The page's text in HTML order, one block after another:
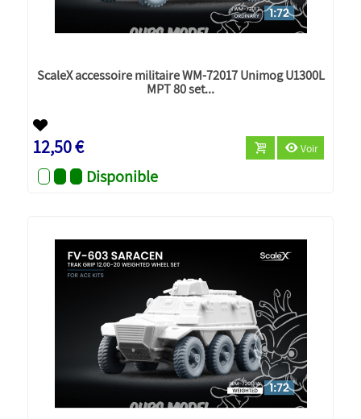
ScaleX accessoire militaire WM-72017 Unimog U1300L
MPT 80 set...
12,50 € Voir
Disponible